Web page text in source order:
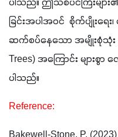
ပါသည်။ ဤသစ်ပင်ကြီးများ
ခြင်းအပါအဝင်  စိုက်ပျိုးရေ
ဆက်စပ်နေသော အမျိုးစုံသုံး သ
Trees) အကြောင်း များစွ
ပါသည်။
Reference: